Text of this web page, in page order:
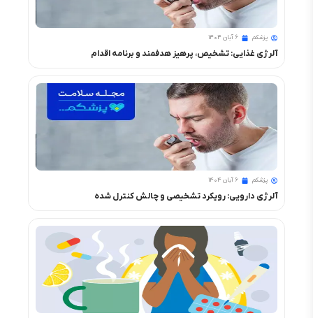
پزشکم ۶ آبان ۱۴۰۴
آلرژی غذایی: تشخیص، پرهیز هدفمند و برنامه اقدام
پزشکم ۶ آبان ۱۴۰۴
آلرژی دارویی: رویکرد تشخیصی و چالش کنترل شده